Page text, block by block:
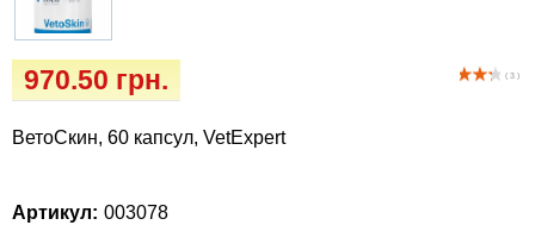
( 3 )
970.50 грн.
ВетоСкин, 60 капсул, VetExpert
Артикул: 003078
Ласощі та корма
Vet Diet Canine Wet - ветеринарные диеты
килимки
Миски, автогодівниці, поілки